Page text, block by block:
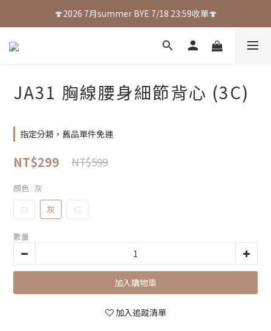
🍄2026 7月summer BYE 7/18 23:59收單🍄
JA31 胸線腰身細節背心 (3C)
指定分類，舊品單件免運
NT$299 NT$599
顏色 : 灰
白 灰 紅
數量
加入購物車
加入追蹤清單